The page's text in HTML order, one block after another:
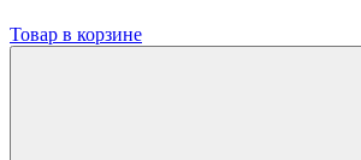
Товар в корзине